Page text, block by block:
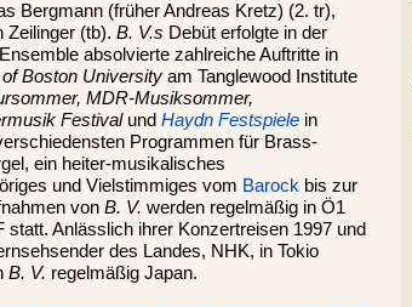
Bergmann (früher Andreas Kretz) (2. tr),
Zeilinger (tb). B. V.s Debüt erfolgte in der
absolvierte zahlreiche Auftritte in
Boston University am Tanglewood Institute
MDR-Musiksommer,
Festival und Haydn Festspiele in
Programmen für Brass-
ein heiter-musikalisches
und Vielstimmiges vom Barock bis zur
von B. V. werden regelmäßig in Ö1
statt. Anlässlich ihrer Konzertreisen 1997 und
des Landes, NHK, in Tokio
B. V. regelmäßig Japan.